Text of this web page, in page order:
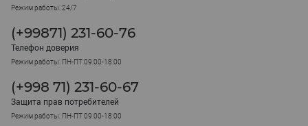
Режим работы: 24/7
(+99871) 231-60-76
Телефон доверия
Режим работы: ПН-ПТ 09:00-18:00
(+998 71) 231-60-67
Защита прав потребителей
Режим работы: ПН-ПТ 09:00-18:00